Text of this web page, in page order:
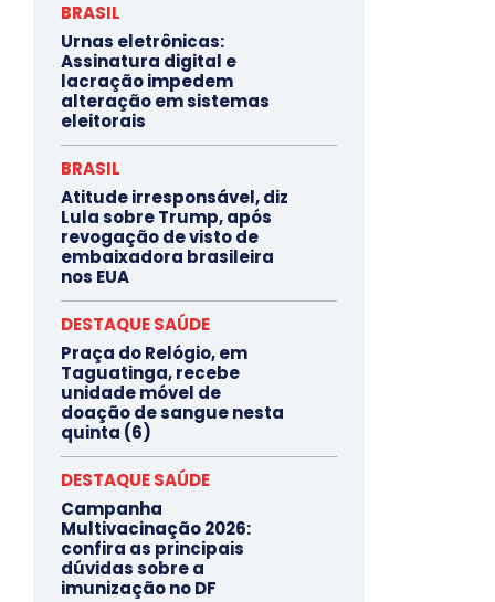
BRASIL
Urnas eletrônicas:
Assinatura digital e
lacração impedem
alteração em sistemas
eleitorais
BRASIL
Atitude irresponsável, diz
Lula sobre Trump, após
revogação de visto de
embaixadora brasileira
nos EUA
DESTAQUE SAÚDE
Praça do Relógio, em
Taguatinga, recebe
unidade móvel de
doação de sangue nesta
quinta (6)
DESTAQUE SAÚDE
Campanha
Multivacinação 2026:
confira as principais
dúvidas sobre a
imunização no DF